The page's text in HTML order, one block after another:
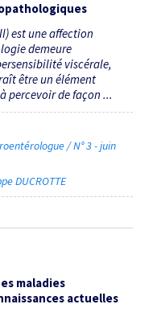
est une affection
demeure
viscérale,
être un élément
percevoir de façon ...
/ N° 3 - juin
DUCROTTE
maladies
actuelles